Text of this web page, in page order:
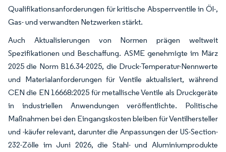
Qualifikationsanforderungen für kritische Absperrventile in Öl-,
Gas- und verwandten Netzwerken stärkt.
Auch Aktualisierungen von Normen prägen weltweit
Spezifikationen und Beschaffung. ASME genehmigte im März
2025 die Norm B16.34-2025, die Druck-Temperatur-Nennwerte
und Materialanforderungen für Ventile aktualisiert, während
CEN die EN 16668:2025 für metallische Ventile als Druckgeräte
in industriellen Anwendungen veröffentlichte. Politische
Maßnahmen bei den Eingangskosten bleiben für Ventilhersteller
und -käufer relevant, darunter die Anpassungen der US-Section-
232-Zölle im Juni 2026, die Stahl- und Aluminiumprodukte